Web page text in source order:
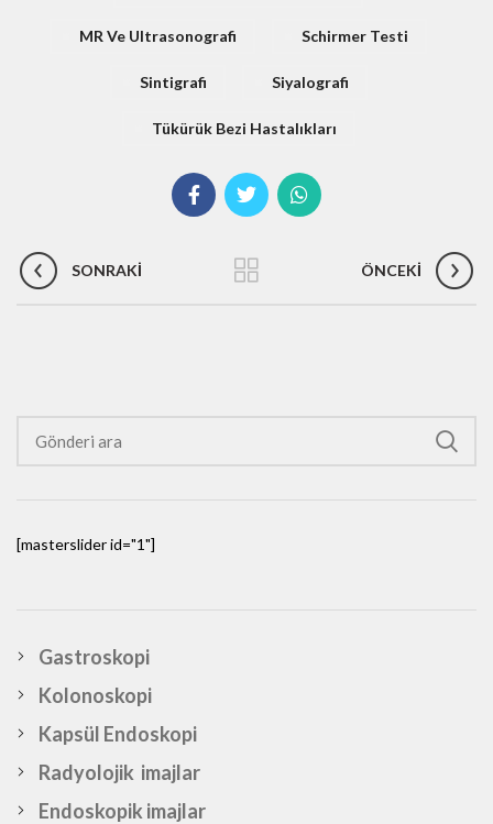
MR Ve Ultrasonografi Schirmer Testi
Sintigrafi Siyalografi
Tükürük Bezi Hastalıkları
SONRAKI ÖNCEKI
[masterslider id="1"]
Gastroskopi
Kolonoskopi
Kapsül Endoskopi
Radyolojik imajlar
Endoskopik imajlar